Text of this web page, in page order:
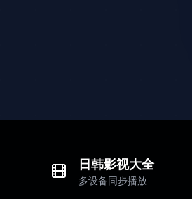
日韩影视大全
多设备同步播放